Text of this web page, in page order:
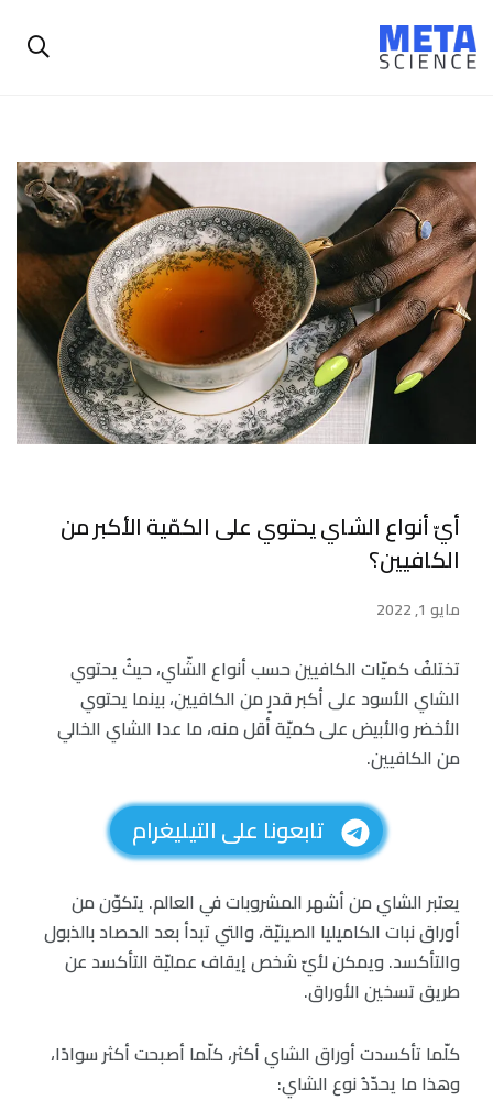
أيّ أنواع الشاي يحتوي على الكمّية الأكبر من
الكافيين؟
مايو 1, 2022
تختلفُ كميّات الكافيين حسب أنواع الشّاي، حيثُ يحتوي
الشاي الأسود على أكبر قدرٍ من الكافيين، بينما يحتوي
الأخضر والأبيض على كميّة أقل منه، ما عدا الشاي الخالي
من الكافيين.
تابعونا على التيليغرام
يعتبر الشاي من أشهر المشروبات في العالم. يتكوّن من
أوراق نبات الكاميليا الصينيّة، والتي تبدأ بعد الحصاد بالذبول
والتأكسد. ويمكن لأيّ شخص إيقاف عمليّة التأكسد عن
طريق تسخين الأوراق.
كلّما تأكسدت أوراق الشاي أكثر، كلّما أصبحت أكثر سوادًا،
وهذا ما يحدّدُ نوع الشاي: